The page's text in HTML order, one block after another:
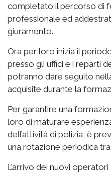
completato il percorso di
professionale ed
giuramento.
Ora per loro inizia il
presso gli uffici e i reparti
potranno dare seguito
acquisite durante la
Per garantire una
loro di maturare
dell’attività di polizia, è
una rotazione periodica tra
L’arrivo dei nuovi